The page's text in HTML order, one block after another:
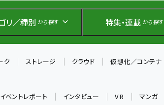
リ／種別 から探す 特集・連載 から探す
ク ストレージ クラウド 仮想化／コンテナ
イベントレポート インタビュー VR マンガ